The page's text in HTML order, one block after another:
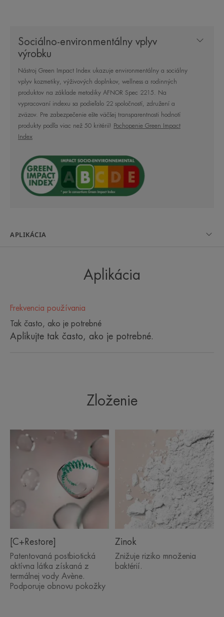
pôvodu, obnovuje príjemný pocit a pružnosť pier
už od prvého použitia.
NIEKOĽKO SLOV OD NÁŠHO
ODBORNÍKA
Vhodný pre citlivú a jemnú oblasť
pier, ktorú je potrebné obnoviť,
pružnosť.
• REGENERUJE: popraskané a podráždené pery
od 48 hodín****.
• HYDRATUJE: intenzívne a dlhodobo vyživuje.
6. 7. 2026
* Podporuje epidermálnu obnovu.
**IH kinetika, 20 subjektov, jednorazová aplikácia.
**IH kinetika, 20 subjektov, jednorazová aplikácia.
***Klinické hodnotenie. Štúdie znášanlivosti a účinnosti pod
dermatologickou kontrolou na 56 subjektoch s minimálne 4 aplikáciami
denne počas 21 dní.
****Klinické hodnotenie. *Štúdia znášanlivosti a účinnosti vykonaná pod
dermatologickou kontrolou na 38 subjektoch so 4 aplikáciami denne počas
Sociálno-environmentálny vplyv
výrobku
Nástroj Green Impact Index ukazuje environmentálny a sociálny
vplyv kozmetiky, výživových doplnkov, wellness a rodinných
produktov na základe metodiky AFNOR Spec 2215. Na
vypracovaní indexu sa podieľalo 22 spoločností, združení a
zväzov. Pre zabezpečenie ešte väčšej transparentnosti hodnotí
produkty podľa viac než 50 kritérií!
Pochopenie Green Impact
Index
APLIKÁCIA
Aplikácia
Frekvencia používania
Tak často, ako je potrebné
Aplikujte tak často, ako je potrebné.
Zloženie
[C+Restore]
Patentovaná postbiotická
aktívna látka získaná z
termálnej vody Avène.
Podporuje obnovu pokožky
Zinok
Znižuje riziko množenia
baktérií.